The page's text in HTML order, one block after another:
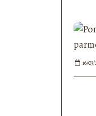
16/